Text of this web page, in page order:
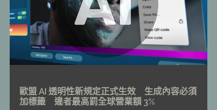
歐盟 AI 透明性新規定正式生效 生成內容必須
加標籤 違者最高罰全球營業額 3%